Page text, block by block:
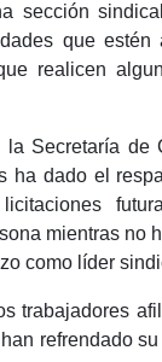
sección
que estén
realicen
Secretaría de
ha dado el
mientras no
como líder
trabajadores
refrendado